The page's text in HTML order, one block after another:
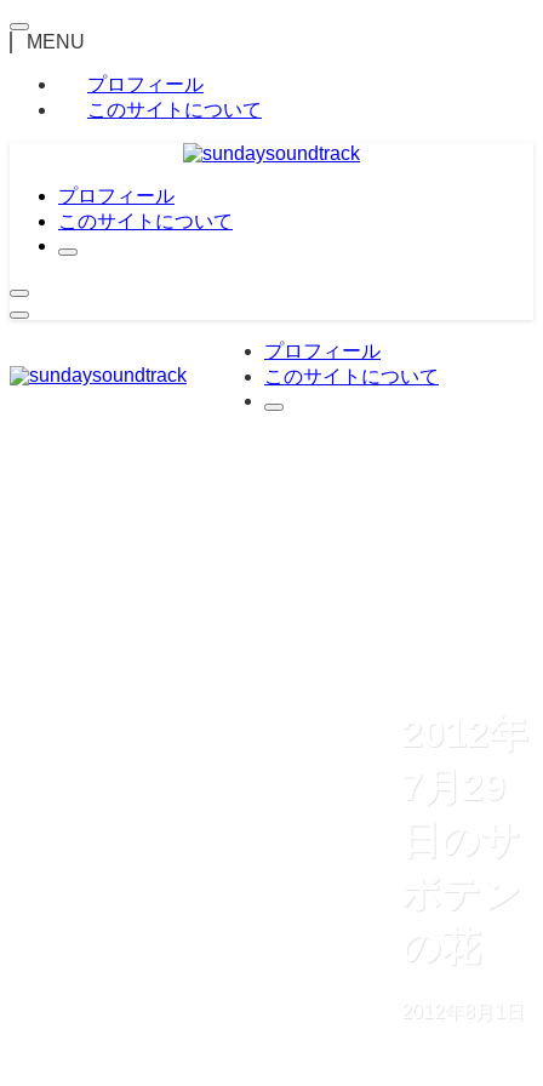
MENU
プロフィール
このサイトについて
プロフィール
このサイトについて
プロフィール
このサイトについて
2012年
7月29
日のサ
ボテン
の花
2012年8月1日